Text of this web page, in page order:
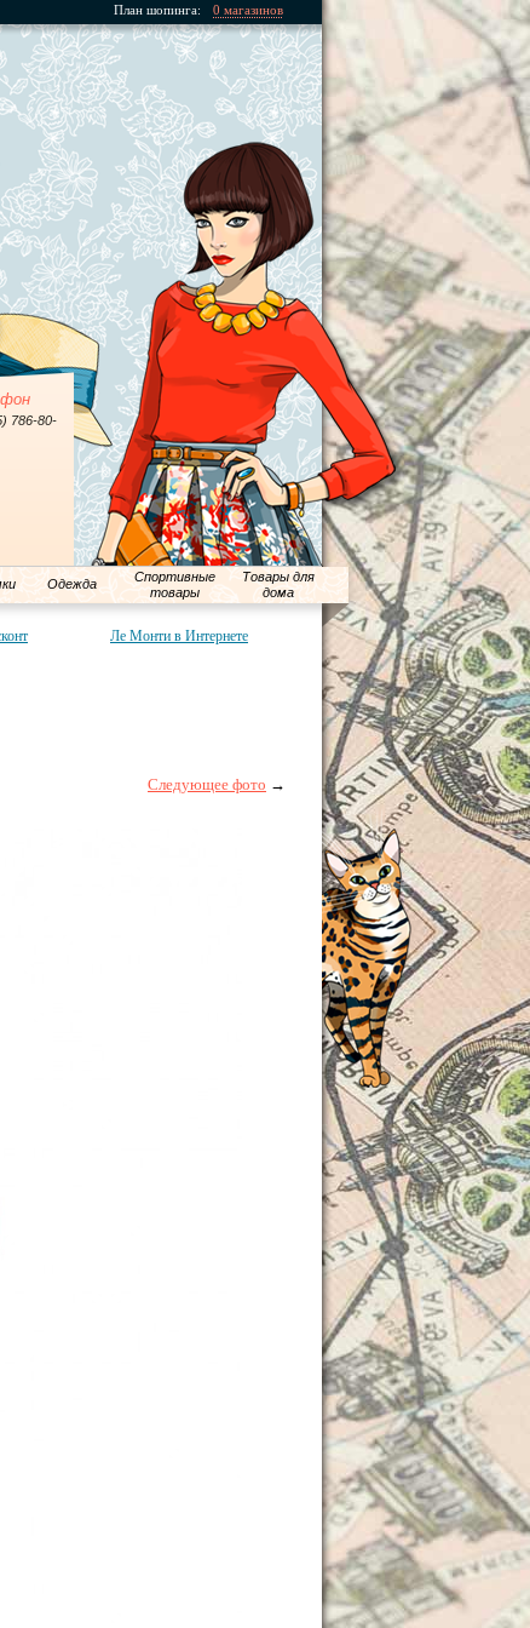
План шопинга: 0 магазинов
786-80-
Одежда
Спортивные
товары
Товары для
дома
Ле Монти в Интернете
Следующее фото →